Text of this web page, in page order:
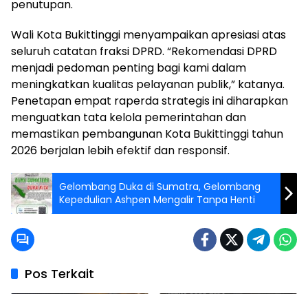
penutupan.
Wali Kota Bukittinggi menyampaikan apresiasi atas
seluruh catatan fraksi DPRD. “Rekomendasi DPRD
menjadi pedoman penting bagi kami dalam
meningkatkan kualitas pelayanan publik,” katanya.
Penetapan empat raperda strategis ini diharapkan
menguatkan tata kelola pemerintahan dan
memastikan pembangunan Kota Bukittinggi tahun
2026 berjalan lebih efektif dan responsif.
Gelombang Duka di Sumatra, Gelombang
Kepedulian Ashpen Mengalir Tanpa Henti
Pos Terkait